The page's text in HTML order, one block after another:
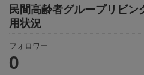
民間高齢者グループリビン
用状況
フォロワー
0